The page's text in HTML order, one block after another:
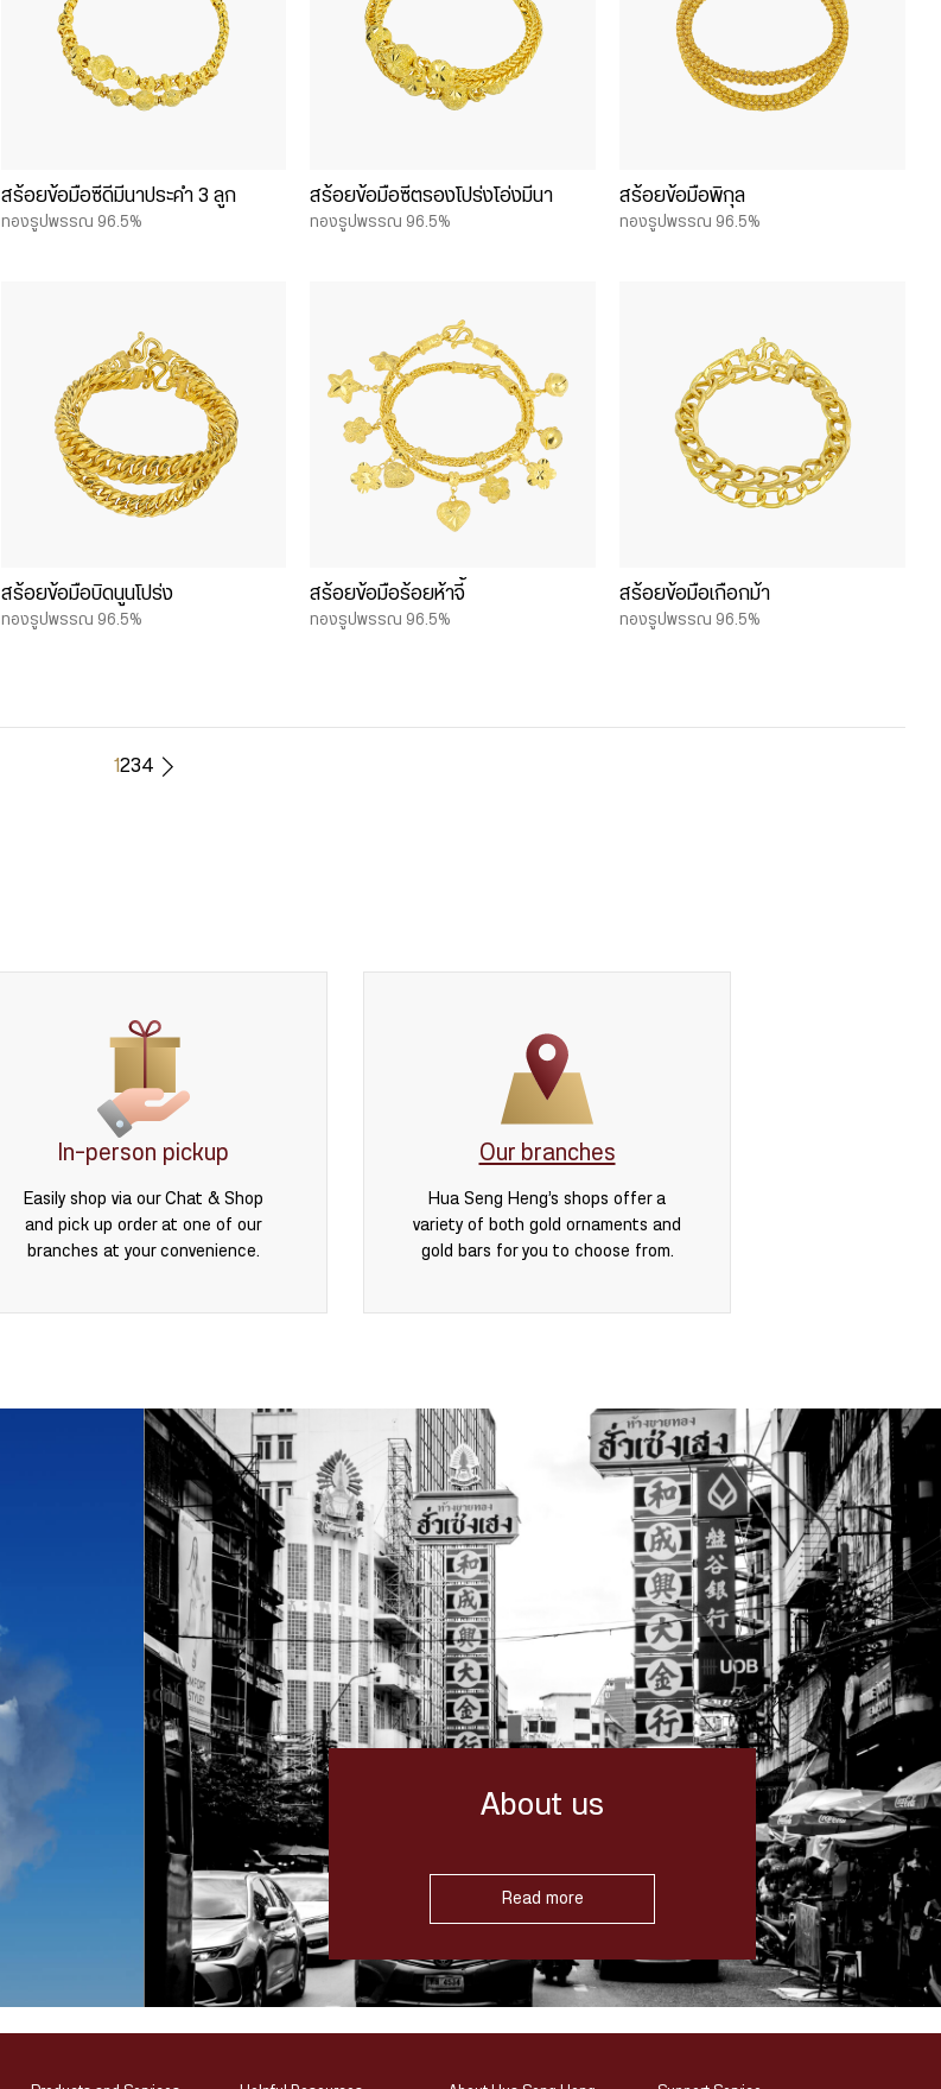
สร้อยข้อมือซีดีมีนาประคำ 3 ลูก
ทองรูปพรรณ 96.5%
สร้อยข้อมือซีตรองโปร่งโอ่งมีนา
ทองรูปพรรณ 96.5%
สร้อยข้อมือพิกุล
ทองรูปพรรณ 96.5%
สร้อยข้อมือบิดนูนโปร่ง
ทองรูปพรรณ 96.5%
สร้อยข้อมือร้อยห้าจี้
ทองรูปพรรณ 96.5%
สร้อยข้อมือเกือกม้า
ทองรูปพรรณ 96.5%
1234
In-person pickup
Easily shop via our Chat & Shop
and pick up order at one of our
branches at your convenience.
Our branches
Hua Seng Heng’s shops offer a
variety of both gold ornaments and
gold bars for you to choose from.
About us
Read more